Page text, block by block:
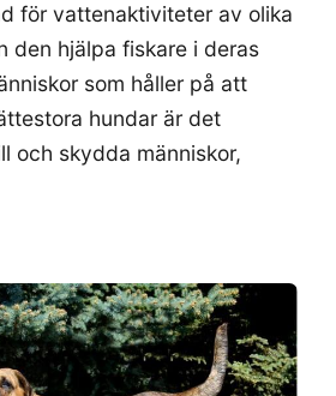
för vattenaktiviteter av olika
den hjälpa fiskare i deras
som håller på att
hundar är det
och skydda människor,